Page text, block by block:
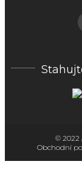
© 2022
Obchodní